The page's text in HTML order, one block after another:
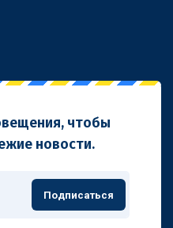
чтобы
новости.
Подписаться